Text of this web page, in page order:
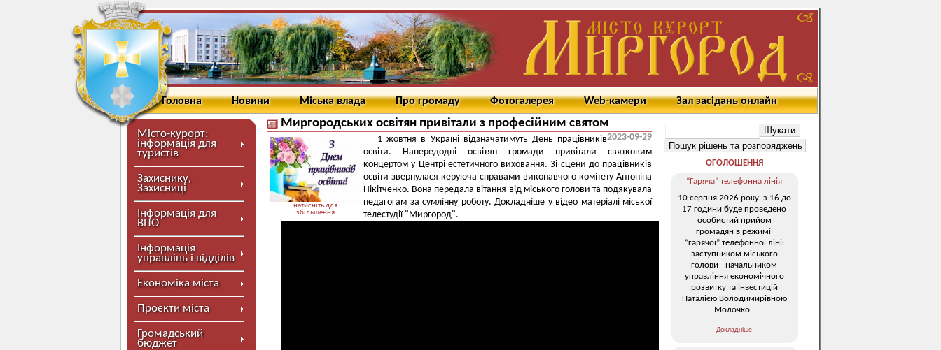
Головна Новини Міська влада Про громаду Фотогалерея Web-камери Зал засідань онлайн
Місто-курорт:
інформація для
туристів
Захиснику,
Захисниці
Інформація для
ВПО
Інформація
управлінь і відділів
Економіка міста
Проєкти міста
Громадський
бюджет
Миргородських освітян привітали з професійним святом
2023-09-29
натисніть для
збільшення
1 жовтня в Україні відзначатимуть День працівників
освіти. Напередодні освітян громади привітали святковим
концертом у Центрі естетичного виховання. Зі сцени до працівників
освіти звернулася керуюча справами виконавчого комітету Антоніна
Нікітченко. Вона передала вітання від міського голови та подякувала
педагогам за сумлінну роботу. Докладніше у відео матеріалі міської
телестудії "Миргород".
ОГОЛОШЕННЯ
“Гаряча” телефонна лінія
10 серпня 2026 року з 16 до
17 години буде проведено
особистий прийом
громадян в режимі
“гарячої” телефонної лінії
заступником міського
голови - начальником
управління економічного
розвитку та інвестицій
Наталією Володимирівною
Молочко.
Докладніше